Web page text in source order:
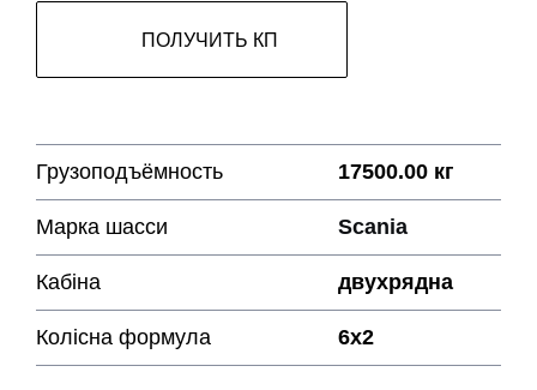
ПОЛУЧИТЬ КП
Грузоподъёмность 17500.00 кг
Марка шасси Scania
Кабіна двухрядна
Колісна формула 6х2